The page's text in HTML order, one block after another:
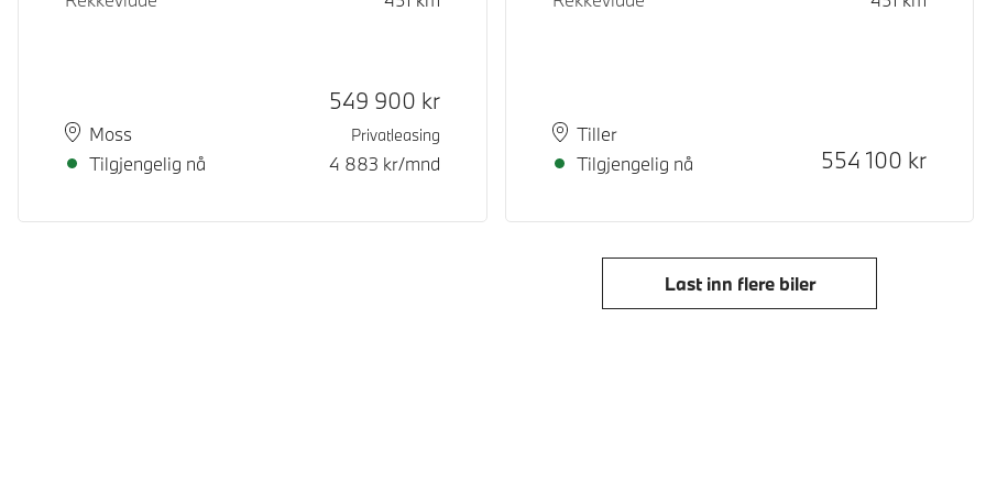
PlassMoss
Leveringstid
Tilgjengelig nå
Kontantpris
549 900 kr
Privatleasing
4 883 kr/mnd
PlassTiller
Leveringstid
Tilgjengelig nå
Kontantpris
554 100 kr
Last inn flere biler